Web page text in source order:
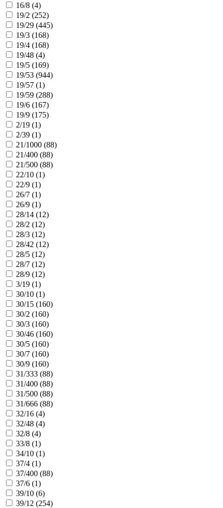
16/8 (4)
19/2 (252)
19/29 (445)
19/3 (168)
19/4 (168)
19/48 (4)
19/5 (169)
19/53 (944)
19/57 (1)
19/59 (288)
19/6 (167)
19/9 (175)
2/19 (1)
2/39 (1)
21/1000 (88)
21/400 (88)
21/500 (88)
22/10 (1)
22/9 (1)
26/7 (1)
26/9 (1)
28/14 (12)
28/2 (12)
28/3 (12)
28/42 (12)
28/5 (12)
28/7 (12)
28/9 (12)
3/19 (1)
30/10 (1)
30/15 (160)
30/2 (160)
30/3 (160)
30/46 (160)
30/5 (160)
30/7 (160)
30/9 (160)
31/333 (88)
31/400 (88)
31/500 (88)
31/666 (88)
32/16 (4)
32/48 (4)
32/8 (4)
33/8 (1)
34/10 (1)
37/4 (1)
37/400 (88)
37/6 (1)
39/10 (6)
39/12 (254)